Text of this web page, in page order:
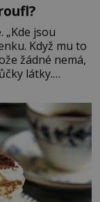
„Kde jsou
Když mu to
žádné nemá,
látky.
po jeho smrti